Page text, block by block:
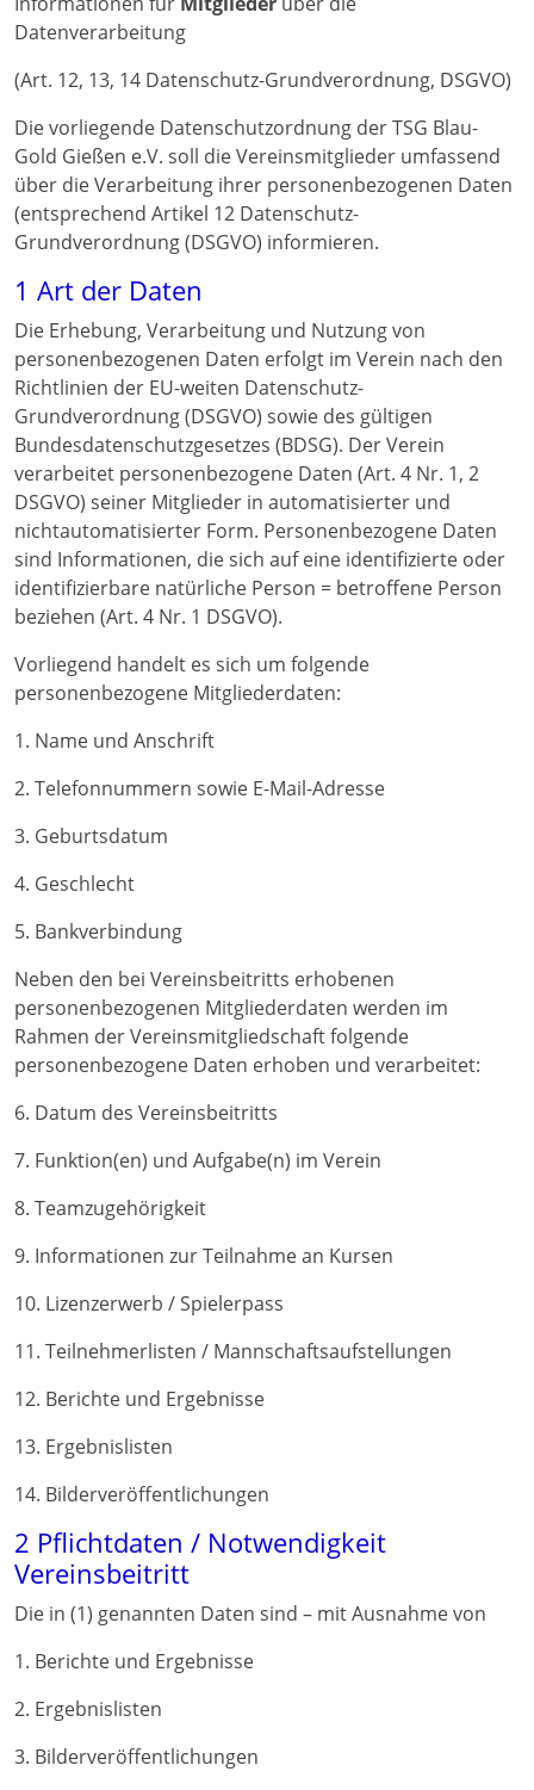
Datenverarbeitung
(Art. 12, 13, 14 Datenschutz-Grundverordnung, DSGVO)
Die vorliegende Datenschutzordnung der TSG Blau-
Gold Gießen e.V. soll die Vereinsmitglieder umfassend
über die Verarbeitung ihrer personenbezogenen Daten
(entsprechend Artikel 12 Datenschutz-
Grundverordnung (DSGVO) informieren.
1 Art der Daten
Die Erhebung, Verarbeitung und Nutzung von
personenbezogenen Daten erfolgt im Verein nach den
Richtlinien der EU-weiten Datenschutz-
Grundverordnung (DSGVO) sowie des gültigen
Bundesdatenschutzgesetzes (BDSG). Der Verein
verarbeitet personenbezogene Daten (Art. 4 Nr. 1, 2
DSGVO) seiner Mitglieder in automatisierter und
nichtautomatisierter Form. Personenbezogene Daten
sind Informationen, die sich auf eine identifizierte oder
identifizierbare natürliche Person = betroffene Person
beziehen (Art. 4 Nr. 1 DSGVO).
Vorliegend handelt es sich um folgende
personenbezogene Mitgliederdaten:
1. Name und Anschrift
2. Telefonnummern sowie E-Mail-Adresse
3. Geburtsdatum
4. Geschlecht
5. Bankverbindung
Neben den bei Vereinsbeitritts erhobenen
personenbezogenen Mitgliederdaten werden im
Rahmen der Vereinsmitgliedschaft folgende
personenbezogene Daten erhoben und verarbeitet:
6. Datum des Vereinsbeitritts
7. Funktion(en) und Aufgabe(n) im Verein
8. Teamzugehörigkeit
9. Informationen zur Teilnahme an Kursen
10. Lizenzerwerb / Spielerpass
11. Teilnehmerlisten / Mannschaftsaufstellungen
12. Berichte und Ergebnisse
13. Ergebnislisten
14. Bilderveröffentlichungen
2 Pflichtdaten / Notwendigkeit
Vereinsbeitritt
Die in (1) genannten Daten sind – mit Ausnahme von
1. Berichte und Ergebnisse
2. Ergebnislisten
3. Bilderveröffentlichungen